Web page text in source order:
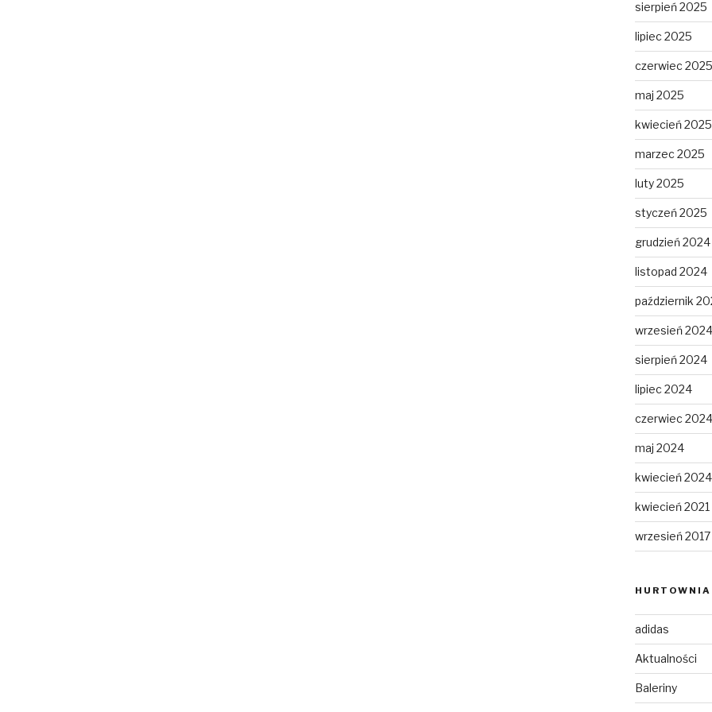
sierpień 2025
lipiec 2025
czerwiec 2025
maj 2025
kwiecień 2025
marzec 2025
luty 2025
styczeń 2025
grudzień 2024
listopad 2024
październik
wrzesień 2024
sierpień 2024
lipiec 2024
czerwiec 2024
maj 2024
kwiecień 2024
kwiecień 2021
wrzesień 2017
adidas
Aktualności
Baleriny